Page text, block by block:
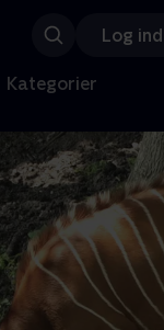
Log ind
Kategorier